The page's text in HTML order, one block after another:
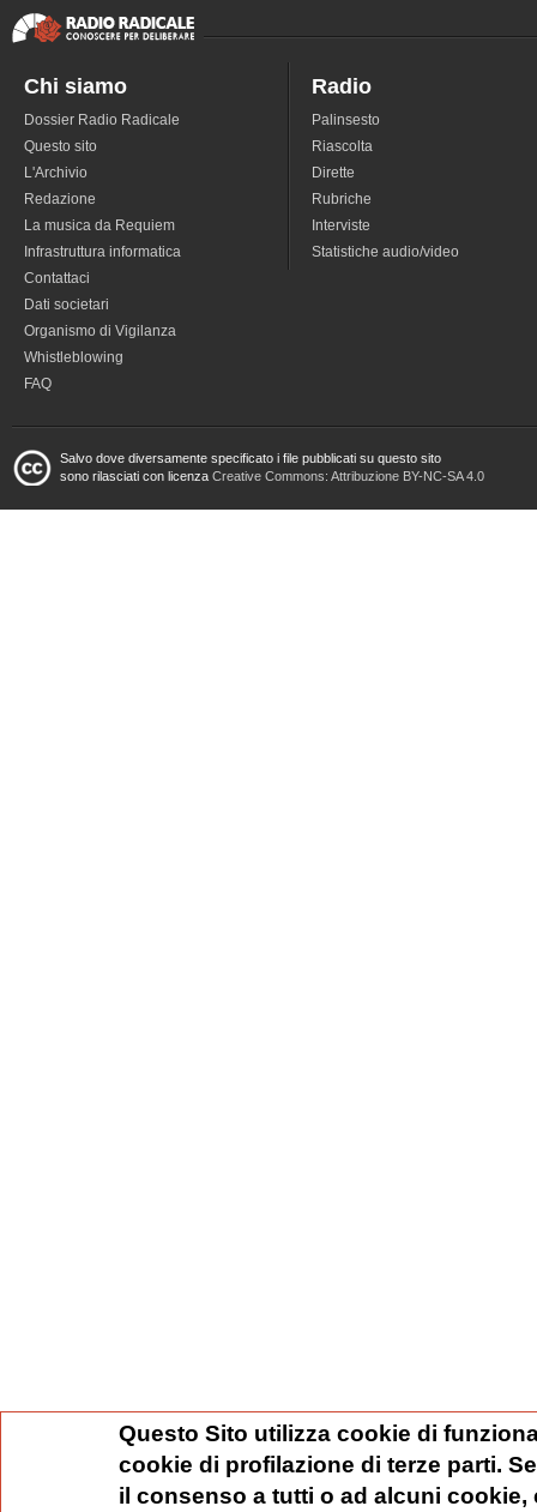
Chi siamo
Dossier Radio Radicale
Questo sito
L'Archivio
Redazione
La musica da Requiem
Infrastruttura informatica
Contattaci
Dati societari
Organismo di Vigilanza
Whistleblowing
FAQ
Radio
Palinsesto
Riascolta
Dirette
Rubriche
Interviste
Statistiche audio/video
Salvo dove diversamente specificato i file pubblicati su questo sito
sono rilasciati con licenza Creative Commons: Attribuzione BY-NC-SA 4.0
Questo Sito utilizza cookie di
cookie di profilazione di terze parti.
il consenso a tutti o ad alcuni